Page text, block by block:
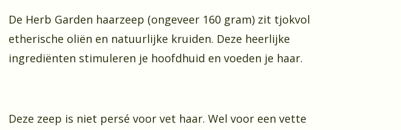
De Herb Garden haarzeep (ongeveer 160 gram) zit tjokvol
etherische oliën en natuurlijke kruiden. Deze heerlijke
ingrediënten stimuleren je hoofdhuid en voeden je haar.
Deze zeep is niet persé voor vet haar. Wel voor een vette